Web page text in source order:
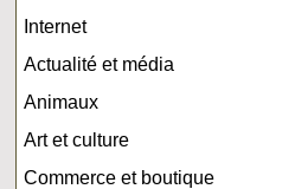
Internet
Actualité et média
Animaux
Art et culture
Commerce et boutique